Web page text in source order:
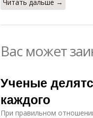
Читать дальше →
Вас может
Ученые
каждого
При правильном